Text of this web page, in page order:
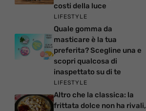
costi della luce
LIFESTYLE
Quale gomma da
masticare è la tua
preferita? Scegline una e
scopri qualcosa di
inaspettato su di te
LIFESTYLE
Altro che la classica: la
frittata dolce non ha rivali,